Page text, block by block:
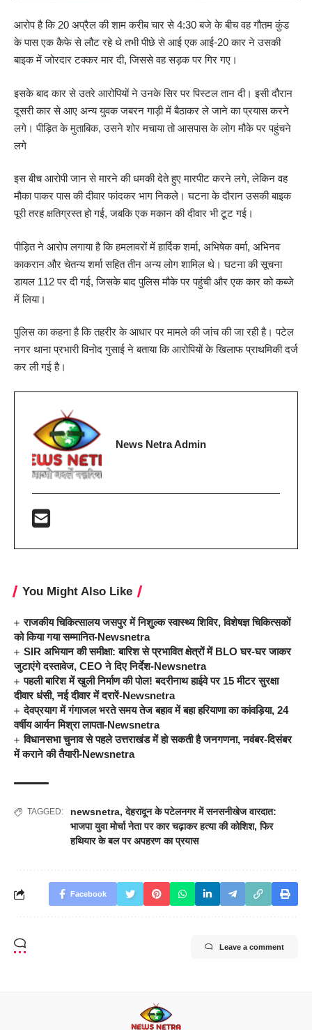
आरोप है कि 20 अप्रैल की शाम करीब चार से 4:30 बजे के बीच वह गौतम कुंड
के पास एक कैफे से लौट रहे थे तभी पीछे से आई एक आई-20 कार ने उसकी
बाइक में जोरदार टक्कर मार दी, जिससे वह सड़क पर गिर गए।
इसके बाद कार से उतरे आरोपियों ने उनके सिर पर पिस्टल तान दी। इसी दौरान
दूसरी कार से आए अन्य युवक जबरन गाड़ी में बैठाकर ले जाने का प्रयास करने
लगे। पीड़ित के मुताबिक, उसने शोर मचाया तो आसपास के लोग मौके पर पहुंचने
लगे
इस बीच आरोपी जान से मारने की धमकी देते हुए मारपीट करने लगे, लेकिन वह
मौका पाकर पास की दीवार फांदकर भाग निकले। घटना के दौरान उसकी बाइक
पूरी तरह क्षतिग्रस्त हो गई, जबकि एक मकान की दीवार भी टूट गई।
पीड़ित ने आरोप लगाया है कि हमलावरों में हार्दिक शर्मा, अभिषेक वर्मा, अभिनव
काकरान और चेतन्य शर्मा सहित तीन अन्य लोग शामिल थे। घटना की सूचना
डायल 112 पर दी गई, जिसके बाद पुलिस मौके पर पहुंची और एक कार को कब्जे
में लिया।
पुलिस का कहना है कि तहरीर के आधार पर मामले की जांच की जा रही है। पटेल
नगर थाना प्रभारी विनोद गुसाई ने बताया कि आरोपियों के खिलाफ प्राथमिकी दर्ज
कर ली गई है।
News Netra Admin
You Might Also Like
राजकीय चिकित्सालय जसपुर में निशुल्क स्वास्थ्य शिविर, विशेषज्ञ चिकित्सकों
को किया गया सम्मानित-Newsnetra
SIR अभियान की समीक्षा: बारिश से प्रभावित क्षेत्रों में BLO घर-घर जाकर
जुटाएंगे दस्तावेज, CEO ने दिए निर्देश-Newsnetra
पहली बारिश में खुली निर्माण की पोल! बदरीनाथ हाईवे पर 15 मीटर सुरक्षा
दीवार धंसी, नई दीवार में दरारें-Newsnetra
देवप्रयाग में गंगाजल भरते समय तेज बहाव में बहा हरियाणा का कांवड़िया, 24
वर्षीय आर्यन मिश्रा लापता-Newsnetra
विधानसभा चुनाव से पहले उत्तराखंड में हो सकती है जनगणना, नवंबर-दिसंबर
में कराने की तैयारी-Newsnetra
TAGGED: newsnetra,देहरादून के पटेलनगर में सनसनीखेज वारदात:
भाजपा युवा मोर्चा नेता पर कार चढ़ाकर हत्या की कोशिश,फिर
हथियार के बल पर अपहरण का प्रयास
Facebook
Leave a comment